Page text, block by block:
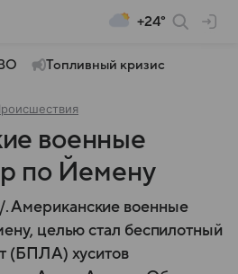
+24°
Топливный кризис
военные
по Йемену
военные
целью стал беспилотный
(БПЛА) хуситов